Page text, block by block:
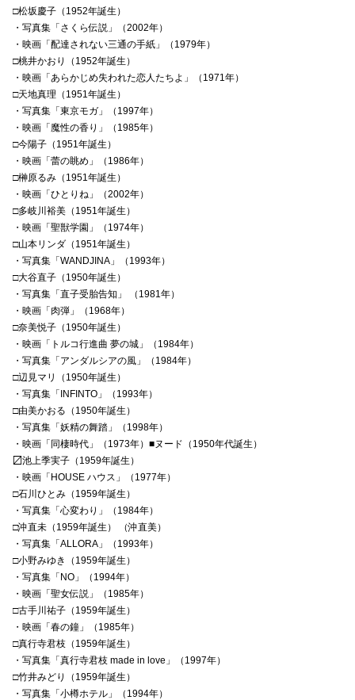
□松坂慶子（1952年誕生）
・写真集「さくら伝説」（2002年）
・映画「配達されない三通の手紙」（1979年）
□桃井かおり（1952年誕生）
・映画「あらかじめ失われた恋人たちよ」（1971年）
□天地真理（1951年誕生）
・写真集「東京モガ」（1997年）
・映画「魔性の香り」（1985年）
□今陽子（1951年誕生）
・映画「蕾の眺め」（1986年）
□榊原るみ（1951年誕生）
・映画「ひとりね」（2002年）
□多岐川裕美（1951年誕生）
・映画「聖獣学園」（1974年）
□山本リンダ（1951年誕生）
・写真集「WANDJINA」（1993年）
□大谷直子（1950年誕生）
・写真集「直子受胎告知」 （1981年）
・映画「肉弾」（1968年）
□奈美悦子（1950年誕生）
・映画「トルコ行進曲 夢の城」（1984年）
・写真集「アンダルシアの風」（1984年）
□辺見マリ（1950年誕生）
・写真集「INFINTO」（1993年）
□由美かおる（1950年誕生）
・写真集「妖精の舞踏」（1998年）
・映画「同棲時代」（1973年）■ヌード（1950年代誕生）
〼池上季実子（1959年誕生）
・映画「HOUSE ハウス」（1977年）
□石川ひとみ（1959年誕生）
・写真集「心変わり」（1984年）
□沖直未（1959年誕生） （沖直美）
・写真集「ALLORA」（1993年）
□小野みゆき（1959年誕生）
・写真集「NO」（1994年）
・映画「聖女伝説」（1985年）
□古手川祐子（1959年誕生）
・映画「春の鐘」（1985年）
□真行寺君枝（1959年誕生）
・写真集「真行寺君枝 made in love」（1997年）
□竹井みどり（1959年誕生）
・写真集「小樽ホテル」（1994年）